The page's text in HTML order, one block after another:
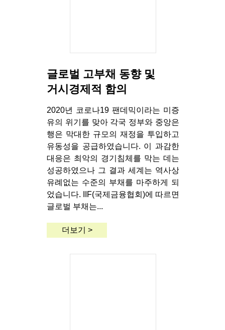
글로벌 고부채 동향 및
거시경제적 함의
2020년 코로나19 팬데믹이라는 미증
유의 위기를 맞아 각국 정부와 중앙은
행은 막대한 규모의 재정을 투입하고
유동성을 공급하였습니다. 이 과감한
대응은 최악의 경기침체를 막는 데는
성공하였으나 그 결과 세계는 역사상
유례없는 수준의 부채를 마주하게 되
었습니다. IIF(국제금융협회)에 따르면
글로벌 부채는...
더보기 >